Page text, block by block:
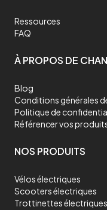
Ressources
FAQ
À PROPOS DE
Blog
Conditions générales
Politique de
Référencer vos
NOS PRODUITS
Vélos électriques
Scooters électriques
Trottinettes électriques